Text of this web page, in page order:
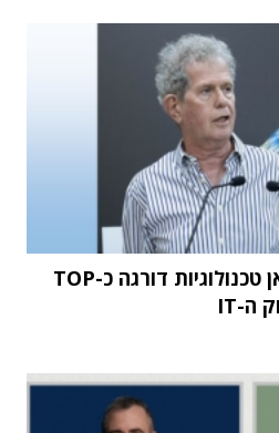
מחקר STKI השנתי: וואן טכנולוגיות דורגה כ-TOP